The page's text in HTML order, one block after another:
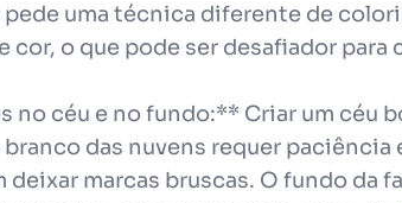
pede uma técnica diferente de
cor, o que pode ser desafiador para
no céu e no fundo:** Criar um céu
branco das nuvens requer paciência
deixar marcas bruscas. O fundo da